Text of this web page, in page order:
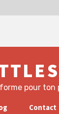
pour
Contact